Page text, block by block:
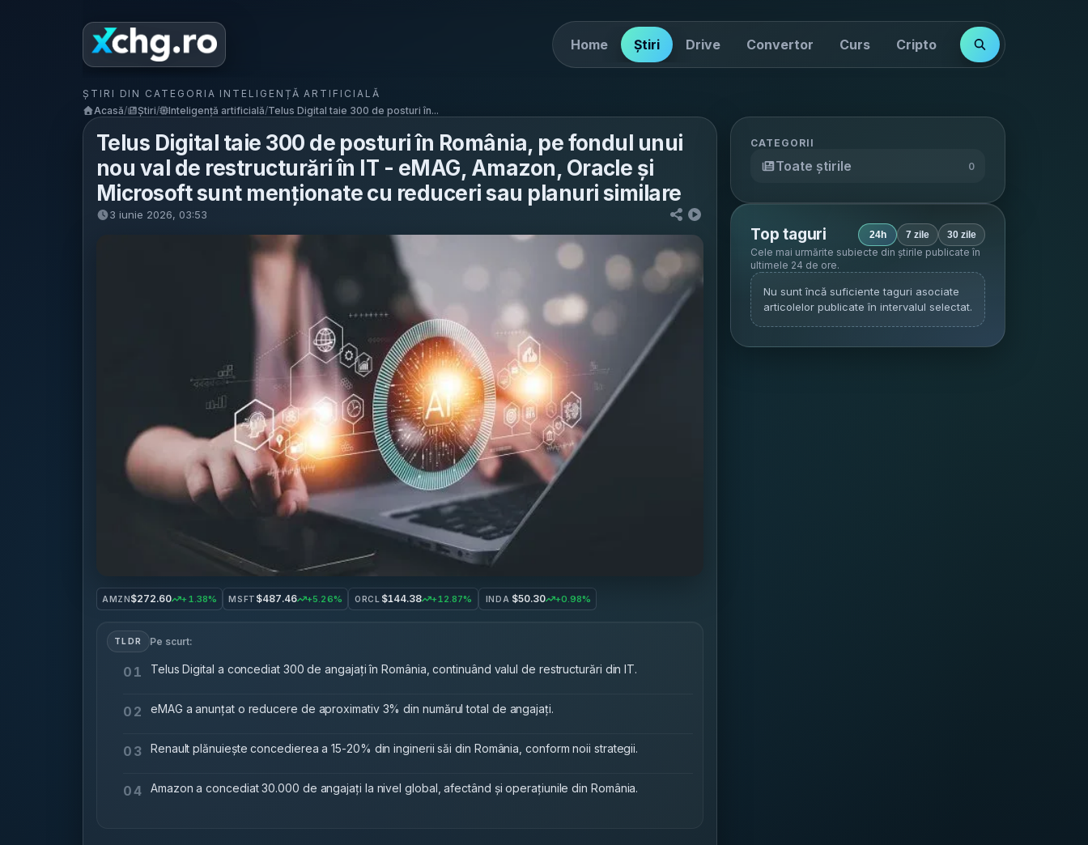
Home Știri Drive Convertor Curs Cripto Cotații
ȘTIRI DIN CATEGORIA INTELIGENȚĂ ARTIFICIALĂ
Acasă/ Știri/ Inteligență artificială/Telus Digital taie 300 de posturi în...
Telus Digital taie 300 de posturi în România, pe fondul unui
nou val de restructurări în IT - eMAG, Amazon, Oracle și
Microsoft sunt menționate cu reduceri sau planuri similare
3 iunie 2026, 03:53
AMZN$272.60 +1.38% MSFT $487.46 +5.26% ORCL $144.38 +12.87% INDA $50.30 +0.98%
TLDR Pe scurt:
01 Telus Digital a concediat 300 de angajați în România, continuând valul de restructurări din IT.
02 eMAG a anunțat o reducere de aproximativ 3% din numărul total de angajați.
03 Renault plănuiește concedierea a 15-20% din inginerii săi din România, conform noii strategii.
04 Amazon a concediat 30.000 de angajați la nivel global, afectând și operațiunile din România.
CATEGORII
Toate știrile 0
Top taguri 24h 7 zile 30 zile
Cele mai urmărite subiecte din știrile publicate în
ultimele 24 de ore.
Nu sunt încă suficiente taguri asociate
articolelor publicate în intervalul selectat.